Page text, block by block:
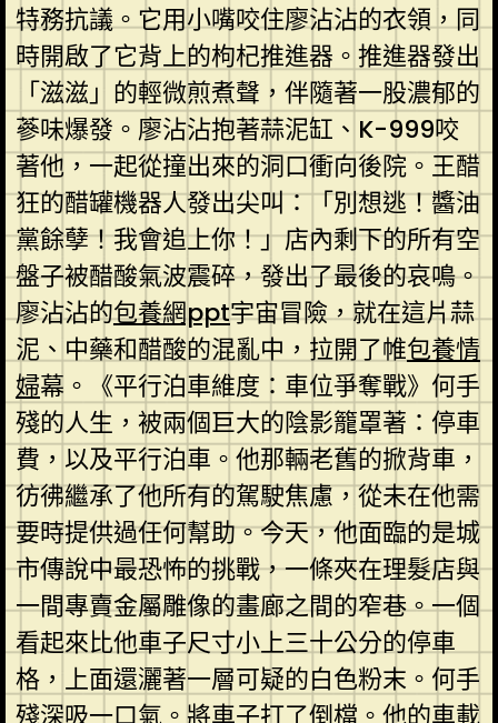
特務抗議。它用小嘴咬住廖沾沾的衣領，同
時開啟了它背上的枸杞推進器。推進器發出
「滋滋」的輕微煎煮聲，伴隨著一股濃郁的
蔘味爆發。廖沾沾抱著蒜泥缸、K-999咬
著他，一起從撞出來的洞口衝向後院。王醋
狂的醋罐機器人發出尖叫：「別想逃！醬油
黨餘孽！我會追上你！」店內剩下的所有空
盤子被醋酸氣波震碎，發出了最後的哀鳴。
廖沾沾的包養網ppt宇宙冒險，就在這片蒜
泥、中藥和醋酸的混亂中，拉開了帷包養情
婦幕。《平行泊車維度：車位爭奪戰》何手
殘的人生，被兩個巨大的陰影籠罩著：停車
費，以及平行泊車。他那輛老舊的掀背車，
彷彿繼承了他所有的駕駛焦慮，從未在他需
要時提供過任何幫助。今天，他面臨的是城
市傳說中最恐怖的挑戰，一條夾在理髮店與
一間專賣金屬雕像的畫廊之間的窄巷。一個
看起來比他車子尺寸小上三十公分的停車
格，上面還灑著一層可疑的白色粉末。何手
殘深吸一口氣。將車子打了倒檔。他的車載